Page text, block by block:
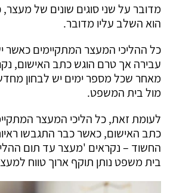
מדובר על שני סוגים שונים של מעצר,
הוא השלב עליו מדובר.
כל ההליכי המעצר המתקיימים כאשר
עבירה אך טרם הוגש כתב האישום,
מאחר שכל מספר ימים יש לבחון
מול בית המשפט.
לעומת זאת, כל הליכי המעצר
כתב האישום, כאשר כבר התגבשו
החשוד – נקראים 'מעצר עד תום
בית משפט נותן תוקף ארוך טווח